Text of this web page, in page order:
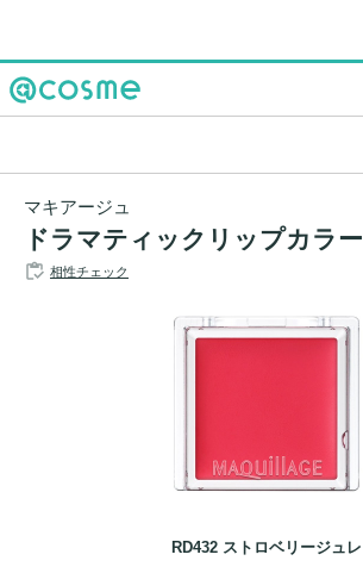
マキアージュ
ドラマティックリップカラー
相性チェック
RD432 ストロベリージュレ